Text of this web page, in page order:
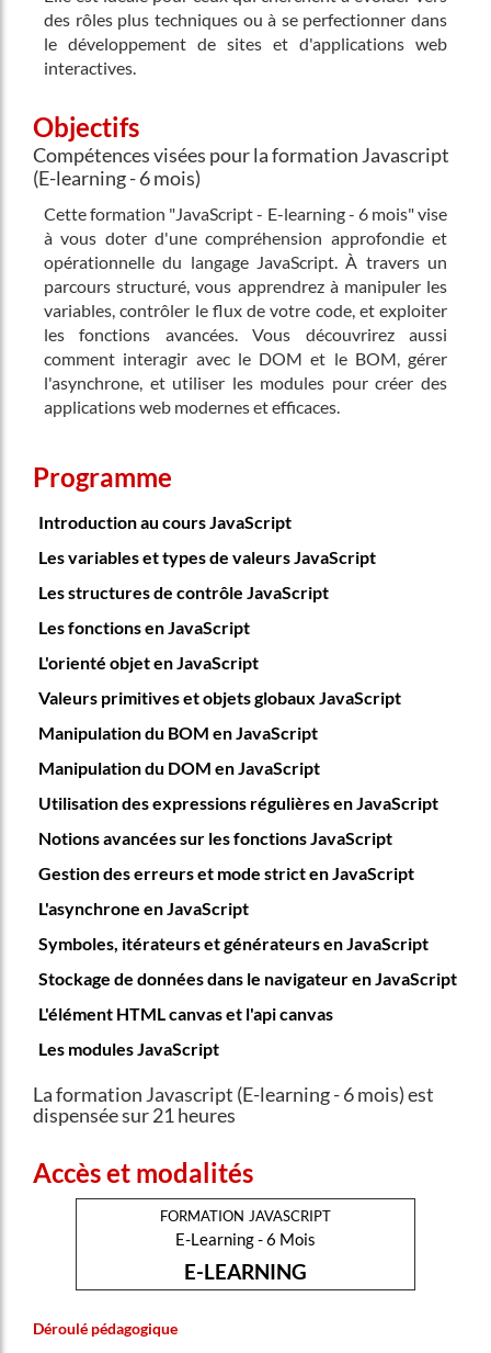
des rôles plus techniques ou à se perfectionner dans
le développement de sites et d'applications web
interactives.
Objectifs
Compétences visées pour la formation Javascript
(E-learning - 6 mois)
Cette formation "JavaScript - E-learning - 6 mois" vise
à vous doter d'une compréhension approfondie et
opérationnelle du langage JavaScript. À travers un
parcours structuré, vous apprendrez à manipuler les
variables, contrôler le flux de votre code, et exploiter
les fonctions avancées. Vous découvrirez aussi
comment interagir avec le DOM et le BOM, gérer
l'asynchrone, et utiliser les modules pour créer des
applications web modernes et efficaces.
Programme
Introduction au cours JavaScript
Les variables et types de valeurs JavaScript
Les structures de contrôle JavaScript
Les fonctions en JavaScript
L'orienté objet en JavaScript
Valeurs primitives et objets globaux JavaScript
Manipulation du BOM en JavaScript
Manipulation du DOM en JavaScript
Utilisation des expressions régulières en JavaScript
Notions avancées sur les fonctions JavaScript
Gestion des erreurs et mode strict en JavaScript
L'asynchrone en JavaScript
Symboles, itérateurs et générateurs en JavaScript
Stockage de données dans le navigateur en JavaScript
L'élément HTML canvas et l'api canvas
Les modules JavaScript
La formation Javascript (E-learning - 6 mois) est
dispensée sur 21 heures
Accès et modalités
formation javascript
E-Learning - 6 Mois
E-LEARNING
Déroulé pédagogique